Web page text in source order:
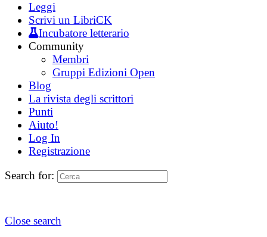
Leggi
Scrivi un LibriCK
Incubatore letterario
Community
Membri
Gruppi Edizioni Open
Blog
La rivista degli scrittori
Punti
Aiuto!
Log In
Registrazione
Search for:
Close search